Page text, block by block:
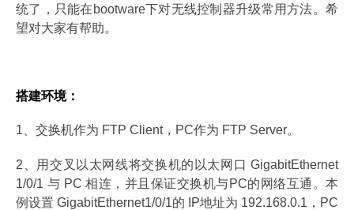
统了，只能在bootware下对无线控制器升级常用方法。希
望对大家有帮助。
搭建环境：
1、交换机作为 FTP Client，PC作为 FTP Server。
2、用交叉以太网线将交换机的以太网口 GigabitEthernet
1/0/1 与 PC 相连，并且保证交换机与PC的网络互通。本
例设置 GigabitEthernet1/0/1的 IP地址为 192.168.0.1，PC